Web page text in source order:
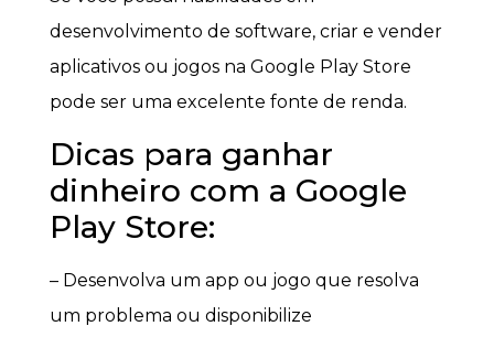
desenvolvimento de software, criar e vender
aplicativos ou jogos na Google Play Store
pode ser uma excelente fonte de renda.
Dicas para ganhar
dinheiro com a Google
Play Store:
– Desenvolva um app ou jogo que resolva
um problema ou disponibilize